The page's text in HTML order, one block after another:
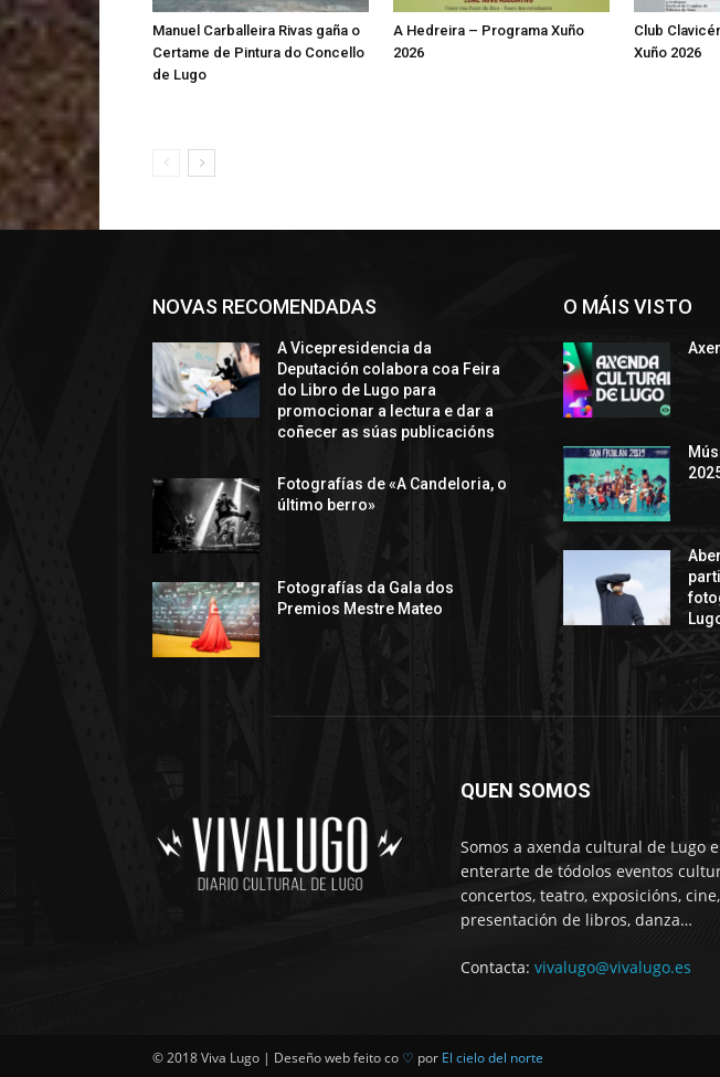
Manuel Carballeira Rivas gaña o
Certame de Pintura do Concello
de Lugo
A Hedreira – Programa Xuño
2026
Club
Xuño 2026
NOVAS RECOMENDADAS
A Vicepresidencia da
Deputación colabora coa Feira
do Libro de Lugo para
promocionar a lectura e dar a
coñecer as súas publicacións
Fotografías de «A Candeloria, o
último berro»
Fotografías da Gala dos
Premios Mestre Mateo
O MÁIS VISTO
QUEN SOMOS
Somos a axenda cultural de Lugo
enterarte de tódolos eventos
concertos, teatro, exposicións,
presentación de libros, danza…
Contacta: vivalugo@vivalugo.es
© 2018 Viva Lugo | Deseño web feito co ♡ por El cielo del norte